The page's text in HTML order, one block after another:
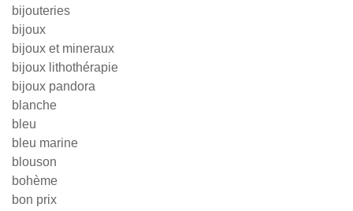
bijouteries
bijoux
bijoux et mineraux
bijoux lithothérapie
bijoux pandora
blanche
bleu
bleu marine
blouson
bohème
bon prix